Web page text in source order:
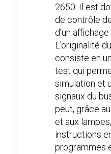
2650. Il est
de contrôle
d’un
L’originalité
consiste en
test qui
simulation et
signaux du
peut, grâce
et aux
instructions
programmes